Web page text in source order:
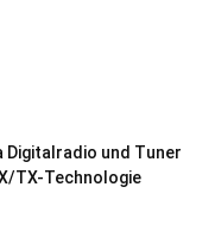
Digitalradio und Tuner
TX-Technologie